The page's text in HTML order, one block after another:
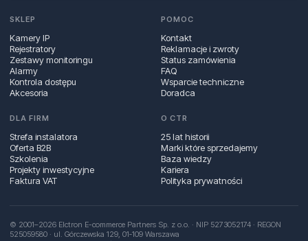
SKLEP
Kamery IP
Rejestratory
Zestawy monitoringu
Alarmy
Kontrola dostępu
Akcesoria
POMOC
Kontakt
Reklamacje i zwroty
Status zamówienia
FAQ
Wsparcie techniczne
Doradca
DLA FIRM
Strefa instalatora
Oferta B2B
Szkolenia
Projekty inwestycyjne
Faktura VAT
O CTR
25 lat historii
Marki które sprzedajemy
Baza wiedzy
Kariera
Polityka prywatności
© 2001–2026 Elctron E-commerce Partners Sp. z o.o. · NIP 5273052174 · REGON
525059580 · ul. Górczewska 129, 01‑109 Warszawa